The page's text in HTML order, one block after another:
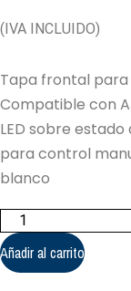
(IVA INCLUIDO)
Tapa frontal
Compatible con
LED sobre
para control
blanco
AJ-
SOLOCOVER-
SMART-
W
Ajax
Añadir al carrito